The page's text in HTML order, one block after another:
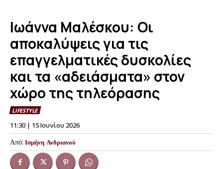
Ιωάννα Μαλέσκου: Οι
αποκαλύψεις για τις
επαγγελματικές δυσκολίες
και τα «αδειάσματα» στον
χώρο της τηλεόρασης
LIFESTYLE
11:30 | 15 Ιουνίου 2026
Από: Ισμήνη Ανδριανού